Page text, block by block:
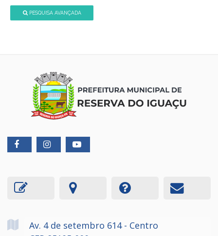
PESQUISA AVANÇADA
Av. 4 de setembro 614 - Centro